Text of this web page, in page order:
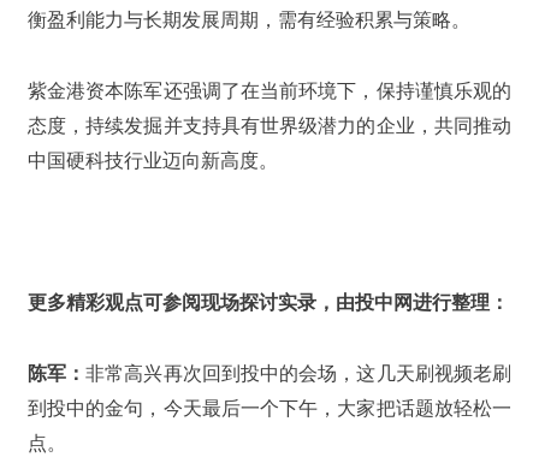
衡盈利能力与长期发展周期，需有经验积累与策略。
紫金港资本陈军还强调了在当前环境下，保持谨慎乐观的
态度，持续发掘并支持具有世界级潜力的企业，共同推动
中国硬科技行业迈向新高度。
更多精彩观点可参阅现场探讨实录，由投中网进行整理：
陈军：非常高兴再次回到投中的会场，这几天刷视频老刷
到投中的金句，今天最后一个下午，大家把话题放轻松一
点。